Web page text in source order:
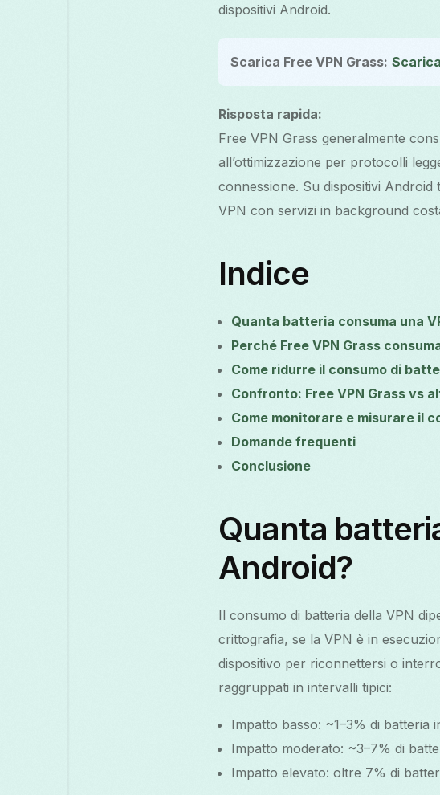
dispositivi Android.
Scarica Free VPN Grass:
Risposta rapida:
Free VPN Grass generalmente
all’ottimizzazione per protocolli
connessione. Su dispositivi
VPN con servizi in background
Indice
Quanta batteria consuma una
Perché Free VPN Grass
Come ridurre il consumo di
Confronto: Free VPN Grass vs
Come monitorare e misurare il
Domande frequenti
Conclusione
Quanta
Android?
Il consumo di batteria della VPN
crittografia, se la VPN è in
dispositivo per riconnettersi o
raggruppati in intervalli tipici:
Impatto basso: ~1–3% di batteria
Impatto moderato: ~3–7% di
Impatto elevato: oltre 7% di